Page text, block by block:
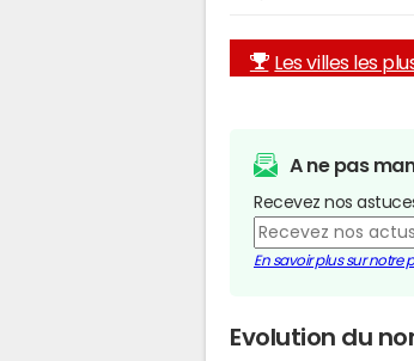
Les villes les
A ne pas
Recevez nos
En savoir plus sur notre
Evolution du